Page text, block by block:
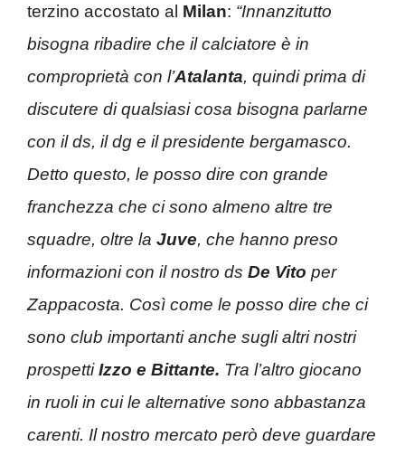
terzino accostato al Milan: “Innanzitutto
bisogna ribadire che il calciatore è in
comproprietà con l’Atalanta, quindi prima di
discutere di qualsiasi cosa bisogna parlarne
con il ds, il dg e il presidente bergamasco.
Detto questo, le posso dire con grande
franchezza che ci sono almeno altre tre
squadre, oltre la Juve, che hanno preso
informazioni con il nostro ds De Vito per
Zappacosta. Così come le posso dire che ci
sono club importanti anche sugli altri nostri
prospettiIzzo e Bittante. Tra l’altro giocano
in ruoli in cui le alternative sono abbastanza
carenti. Il nostro mercato però deve guardare